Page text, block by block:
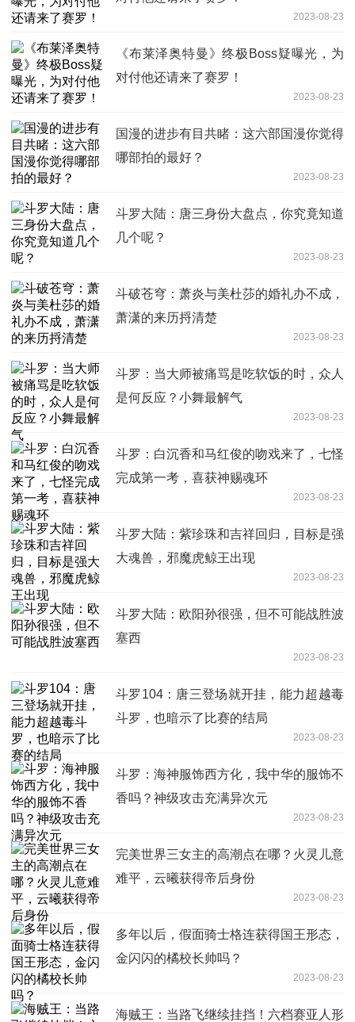
2023-08-23
《布莱泽奥特曼》终极Boss疑曝光，为
对付他还请来了赛罗！
2023-08-23
国漫的进步有目共睹：这六部国漫你觉得
哪部拍的最好？
2023-08-23
斗罗大陆：唐三身份大盘点，你究竟知道
几个呢？
2023-08-23
斗破苍穹：萧炎与美杜莎的婚礼办不成，
萧潇的来历捋清楚
2023-08-23
斗罗：当大师被痛骂是吃软饭的时，众人
是何反应？小舞最解气
2023-08-23
斗罗：白沉香和马红俊的吻戏来了，七怪
完成第一考，喜获神赐魂环
2023-08-23
斗罗大陆：紫珍珠和吉祥回归，目标是强
大魂兽，邪魔虎鲸王出现
2023-08-23
斗罗大陆：欧阳孙很强，但不可能战胜波
塞西
2023-08-23
斗罗104：唐三登场就开挂，能力超越毒
斗罗，也暗示了比赛的结局
2023-08-23
斗罗：海神服饰西方化，我中华的服饰不
香吗？神级攻击充满异次元
2023-08-23
完美世界三女主的高潮点在哪？火灵儿意
难平，云曦获得帝后身份
2023-08-23
多年以后，假面骑士格连获得国王形态，
金闪闪的橘校长帅吗？
2023-08-23
海贼王：当路飞继续挂挡！六档赛亚人形